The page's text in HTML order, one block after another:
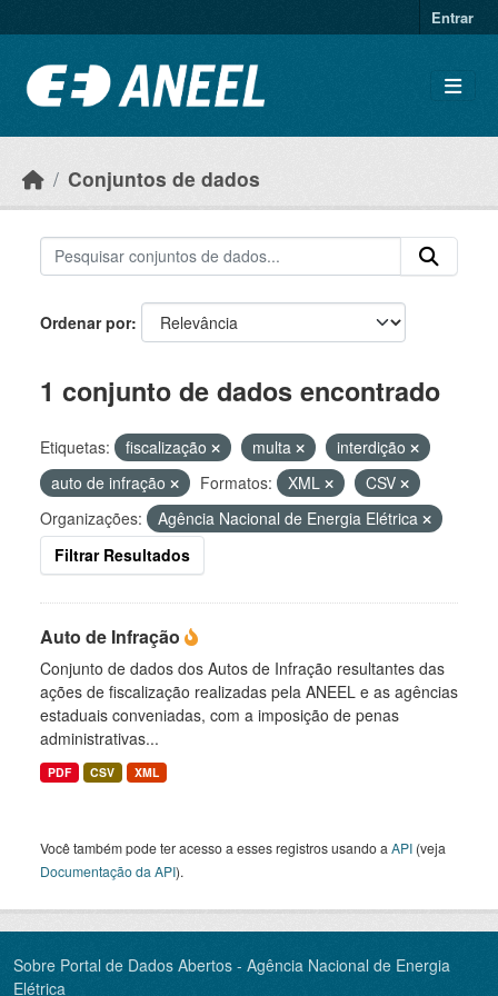
Entrar
Conjuntos de dados
Ordenar por
1 conjunto de dados encontrado
Etiquetas: fiscalização multa
interdição
auto de infração
Formatos: XML
CSV
Organizações:
Agência Nacional de Energia Elétrica
Filtrar Resultados
Auto de Infração
Conjunto de dados dos Autos de Infração resultantes das
ações de fiscalização realizadas pela ANEEL e as agências
estaduais conveniadas, com a imposição de penas
administrativas...
PDF CSV XML
Você também pode ter acesso a esses registros usando a API (veja
Documentação da API).
Sobre Portal de Dados Abertos - Agência Nacional de Energia
Elétrica